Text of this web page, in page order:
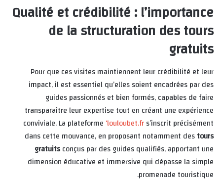
Qualité et crédibilité : l’importance
de la structuration des tours
gratuits
Pour que ces visites maintiennent leur crédibilité et leur
impact, il est essentiel qu’elles soient encadrées par des
guides passionnés et bien formés, capables de faire
transparaître leur expertise tout en créant une expérience
conviviale. La plateforme ‘louloubet.frs’inscrit précisément
dans cette mouvance, en proposant notamment destours
gratuitsconçus par des guides qualifiés, apportant une
dimension éducative et immersive qui dépasse la simple
promenade touristique.